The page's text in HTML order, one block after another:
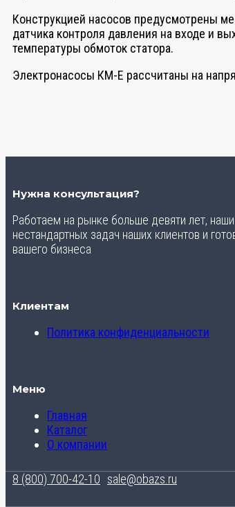
Конструкцией насосов предусмотрены
датчика контроля давления на входе и
температуры обмоток статора.
Электронасосы КМ-Е рассчитаны на
Нужна консультация?
Работаем на рынке больше девяти лет,
нестандартных задач наших клиентов и
вашего бизнеса
Клиентам
Политика конфиденциальности
Меню
Главная
Каталог
О компании
8 (800) 700-42-10 sale@obazs.ru